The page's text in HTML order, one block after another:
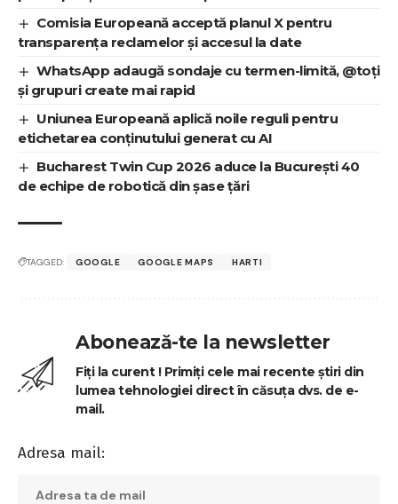
Comisia Europeană acceptă planul X pentru
transparența reclamelor și accesul la date
WhatsApp adaugă sondaje cu termen-limită, @toți
și grupuri create mai rapid
Uniunea Europeană aplică noile reguli pentru
etichetarea conținutului generat cu AI
Bucharest Twin Cup 2026 aduce la București 40
de echipe de robotică din șase țări
TAGGED: GOOGLE GOOGLE MAPS HARTI
Abonează-te la newsletter
Fiți la curent ! Primiți cele mai recente știri din
lumea tehnologiei direct în căsuța dvs. de e-
mail.
Adresa mail: